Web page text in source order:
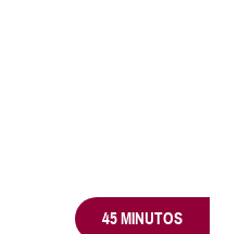
45 MINUTOS